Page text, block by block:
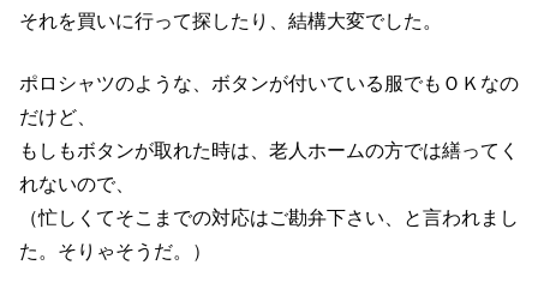
それを買いに行って探したり、結構大変でした。
ポロシャツのような、ボタンが付いている服でもＯＫなの
だけど、
もしもボタンが取れた時は、老人ホームの方では繕ってく
れないので、
（忙しくてそこまでの対応はご勘弁下さい、と言われまし
た。そりゃそうだ。）